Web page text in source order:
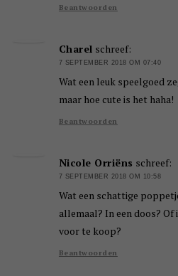
Beantwoorden
Charel schreef:
7 SEPTEMBER 2018 OM 07:40
Wat een leuk speelgoed
maar hoe cute is het haha!
Beantwoorden
Nicole Orriëns schreef:
7 SEPTEMBER 2018 OM 10:58
Wat een schattige
allemaal? In een doos?
voor te koop?
Beantwoorden